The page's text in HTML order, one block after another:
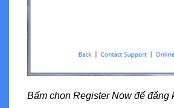
Bấm chọn Register Now để đăng